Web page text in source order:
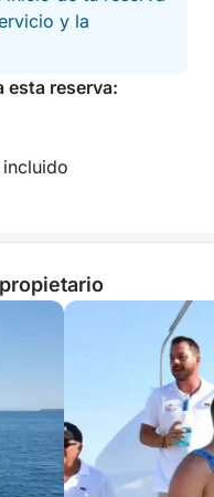
día a su manera.
a los
decidir tu ritmo:
En cualquier
para la libertad,
durante
y la
esta reserva: